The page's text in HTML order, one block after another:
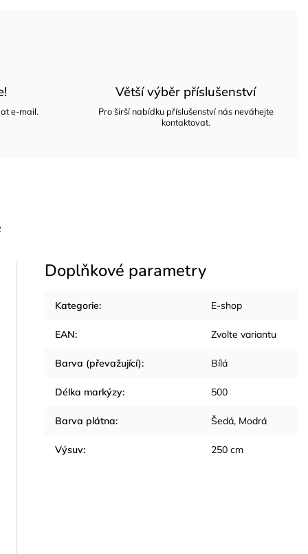
e-mail.
Větší výběr příslušenství
Pro širší nabídku příslušenství nás neváhejte
kontaktovat.
Doplňkové parametry
Kategorie: E-shop
EAN: Zvolte variantu
Barva (převažující): Bílá
Délka markýzy: 500
Barva plátna: Šedá, Modrá
Výsuv: 250 cm